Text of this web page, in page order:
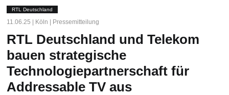
RTL Deutschland
11.06.25 | Köln | Pressemitteilung
RTL Deutschland und Telekom
bauen strategische
Technologiepartnerschaft für
Addressable TV aus